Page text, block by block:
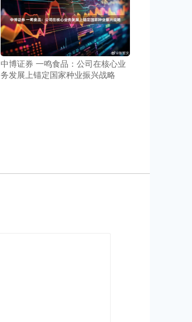
中博证券 一鸣食品：公司在核心业
务发展上锚定国家种业振兴战略